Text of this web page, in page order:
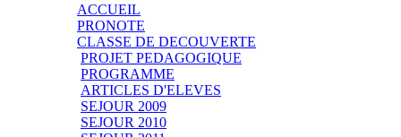
ACCUEIL
PRONOTE
CLASSE DE DECOUVERTE
PROJET PEDAGOGIQUE
PROGRAMME
ARTICLES D'ELEVES
SEJOUR 2009
SEJOUR 2010